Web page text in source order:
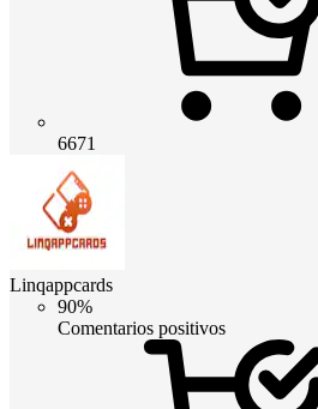
6671
Linqappcards
90%
Comentarios positivos